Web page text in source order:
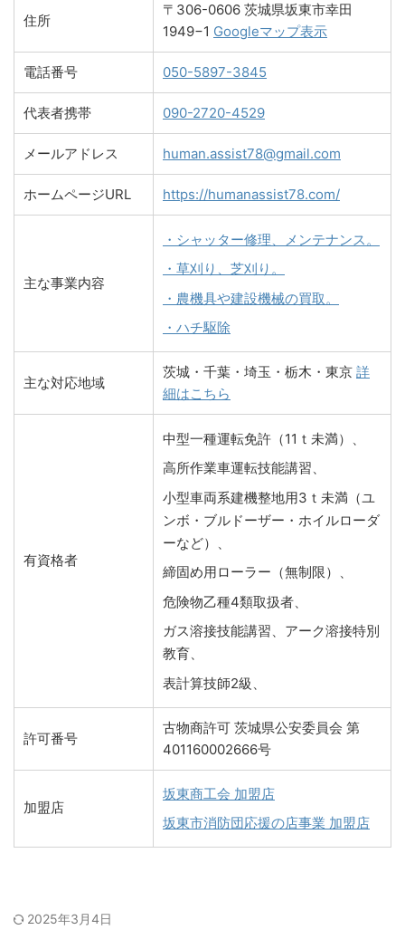
住所
〒306-0606 茨城県坂東市幸田
1949−1 Googleマップ表示
電話番号 050-5897-3845
代表者携帯 090-2720-4529
メールアドレス human.assist78@gmail.com
ホームページURL https://humanassist78.com/
主な事業内容
・シャッター修理、メンテナンス。
・草刈り、芝刈り。
・農機具や建設機械の買取。
・ハチ駆除
主な対応地域
茨城・千葉・埼玉・栃木・東京 詳
細はこちら
有資格者
中型一種運転免許（11ｔ未満）、
高所作業車運転技能講習、
小型車両系建機整地用3ｔ未満（ユ
ンボ・ブルドーザー・ホイルローダ
ーなど）、
締固め用ローラー（無制限）、
危険物乙種4類取扱者、
ガス溶接技能講習、アーク溶接特別
教育、
表計算技師2級、
許可番号
古物商許可 茨城県公安委員会 第
401160002666号
加盟店
坂東商工会 加盟店
坂東市消防団応援の店事業 加盟店
2025年3月4日